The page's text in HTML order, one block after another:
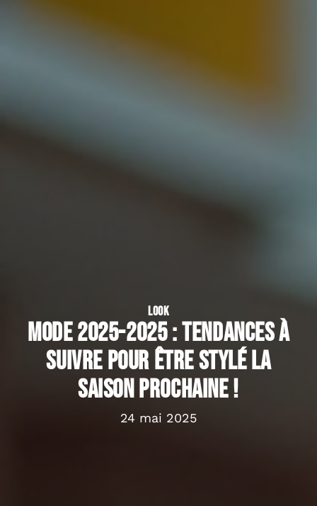
LOOK
Mode 2025-2025 : Tendances à
suivre pour être stylé la
saison prochaine !
24 mai 2025